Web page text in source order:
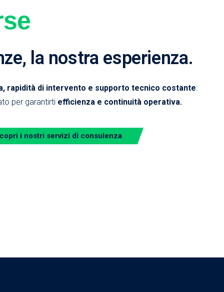
la nostra esperienza.
rapidità di intervento e supporto tecnico costante:
per garantirti efficienza e continuità operativa.
i nostri servizi di consulenza